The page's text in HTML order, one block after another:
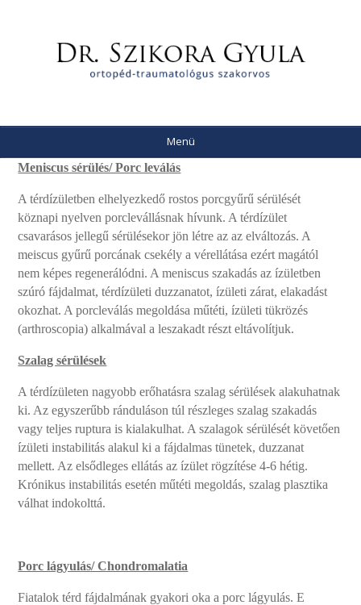
Menü
Meniscus sérülés/ Porc leválás
A térdízületben elhelyezkedő rostos porcgyűrű sérülését
köznapi nyelven porclevállásnak hívunk. A térdízület
csavarásos jellegű sérülésekor jön létre az az elváltozás. A
meiscus gyűrű porcának csekély a vérellátása ezért magától
nem képes regenerálódni. A meniscus szakadás az ízületben
szúró fájdalmat, térdízületi duzzanatot, ízületi zárat, elakadást
okozhat. A porcleválás megoldása műtéti, ízületi tükrözés
(arthroscopia) alkalmával a leszakadt részt eltávolítjuk.
Szalag sérülések
A térdízületen nagyobb erőhatásra szalag sérülések alakuhatnak
ki. Az egyszerűbb ránduláson túl részleges szalag szakadás
vagy teljes ruptura is kialakulhat. A szalagok sérülését követően
ízületi instabilitás alakul ki a fájdalmas tünetek, duzzanat
mellett. Az elsődleges ellátás az ízület rögzítése 4-6 hétig.
Krónikus instabilitás esetén műtéti megoldás, szalag plasztika
válhat indokolttá.
Porc lágyulás/ Chondromalatia
Fiatalok térd fájdalmának gyakori oka a porc lágyulás. E